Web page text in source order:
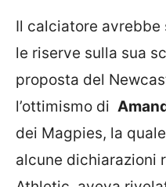
Il calciatore
le riserve sulla sua
proposta del
l’ottimismo di
dei Magpies, la
alcune dichiarazioni